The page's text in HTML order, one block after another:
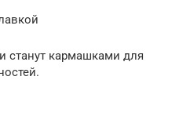
станут кармашками для